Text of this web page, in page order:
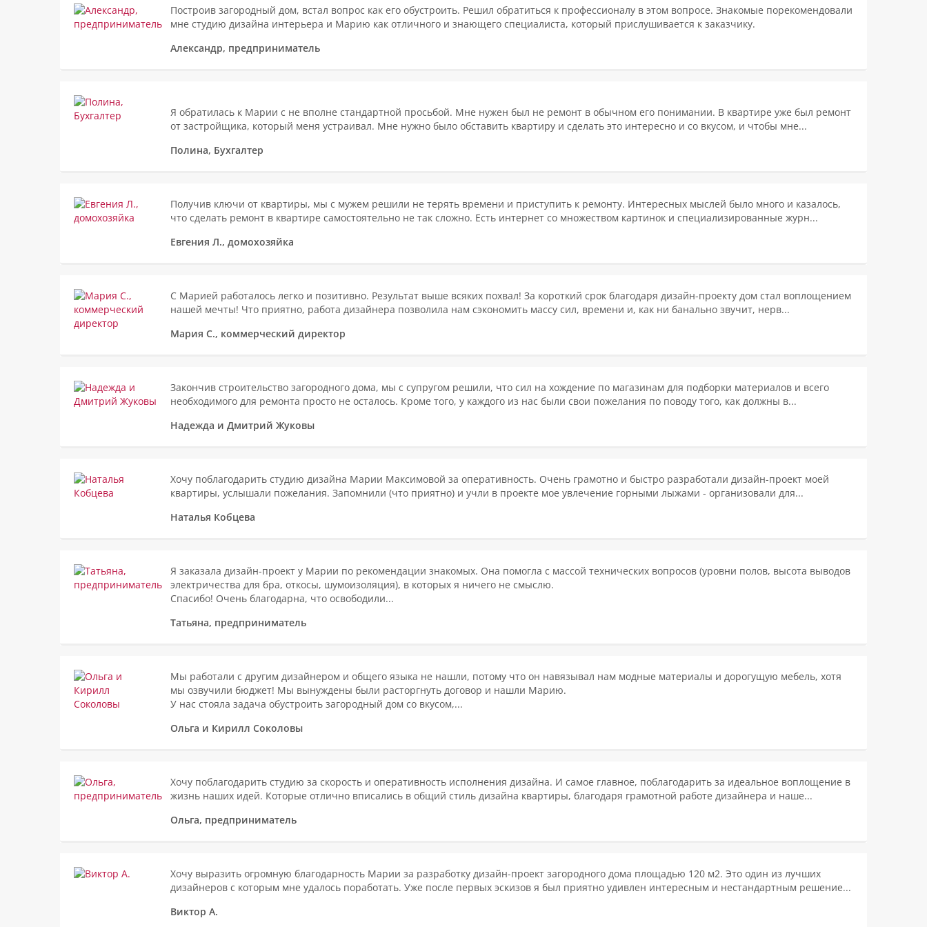
Построив загородный дом, встал вопрос как его обустроить. Решил обратиться к профессионалу в этом вопросе. Знакомые порекомендовали
мне студию дизайна интерьера и Марию как отличного и знающего специалиста, который прислушивается к заказчику.
Александр, предприниматель
Я обратилась к Марии с не вполне стандартной просьбой. Мне нужен был не ремонт в обычном его понимании. В квартире уже был ремонт
от застройщика, который меня устраивал. Мне нужно было обставить квартиру и сделать это интересно и со вкусом, и чтобы мне...
Полина, Бухгалтер
Получив ключи от квартиры, мы с мужем решили не терять времени и приступить к ремонту. Интересных мыслей было много и казалось,
что сделать ремонт в квартире самостоятельно не так сложно. Есть интернет со множеством картинок и специализированные журн...
Евгения Л., домохозяйка
С Марией работалось легко и позитивно. Результат выше всяких похвал! За короткий срок благодаря дизайн-проекту дом стал воплощением
нашей мечты! Что приятно, работа дизайнера позволила нам сэкономить массу сил, времени и, как ни банально звучит, нерв...
Мария С., коммерческий директор
Закончив строительство загородного дома, мы с супругом решили, что сил на хождение по магазинам для подборки материалов и всего
необходимого для ремонта просто не осталось. Кроме того, у каждого из нас были свои пожелания по поводу того, как должны в...
Надежда и Дмитрий Жуковы
Хочу поблагодарить студию дизайна Марии Максимовой за оперативность. Очень грамотно и быстро разработали дизайн-проект моей
квартиры, услышали пожелания. Запомнили (что приятно) и учли в проекте мое увлечение горными лыжами - организовали для...
Наталья Кобцева
Я заказала дизайн-проект у Марии по рекомендации знакомых. Она помогла с массой технических вопросов (уровни полов, высота выводов
электричества для бра, откосы, шумоизоляция), в которых я ничего не смыслю.
Спасибо! Очень благодарна, что освободили...
Татьяна, предприниматель
Мы работали с другим дизайнером и общего языка не нашли, потому что он навязывал нам модные материалы и дорогущую мебель, хотя
мы озвучили бюджет! Мы вынуждены были расторгнуть договор и нашли Марию.
У нас стояла задача обустроить загородный дом со вкусом,...
Ольга и Кирилл Соколовы
Хочу поблагодарить студию за скорость и оперативность исполнения дизайна. И самое главное, поблагодарить за идеальное воплощение в
жизнь наших идей. Которые отлично вписались в общий стиль дизайна квартиры, благодаря грамотной работе дизайнера и наше...
Ольга, предприниматель
Хочу выразить огромную благодарность Марии за разработку дизайн-проект загородного дома площадью 120 м2. Это один из лучших
дизайнеров с которым мне удалось поработать. Уже после первых эскизов я был приятно удивлен интересным и нестандартным решение...
Виктор А.